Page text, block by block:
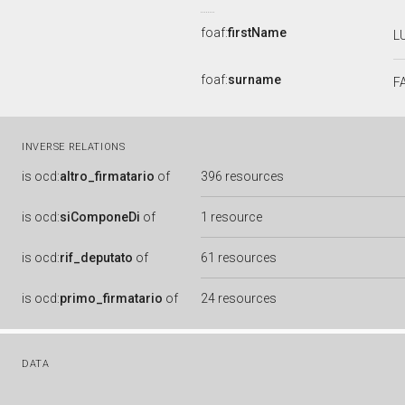
foaf:firstName
foaf:surname
INVERSE RELATIONS
is ocd:altro_firmatario of 396 resources
is ocd:siComponeDi of 1 resource
is ocd:rif_deputato of 61 resources
is ocd:primo_firmatario of 24 resources
DATA